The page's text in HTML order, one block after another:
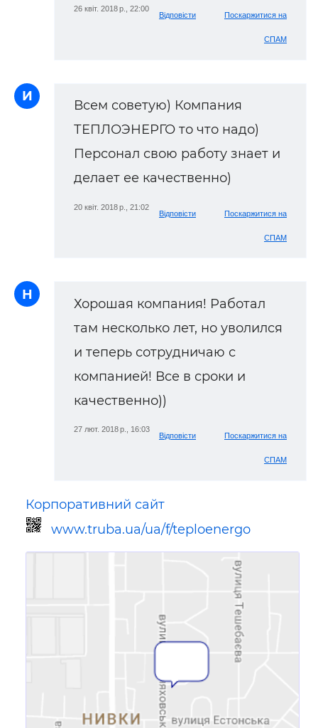
26 квіт. 2018 р., 22:00
Відповісти Поскаржитися на
СПАМ
И
Всем советую) Компания
ТЕПЛОЭНЕРГО то что надо)
Персонал свою работу знает и
делает ее качественно)
20 квіт. 2018 р., 21:02
Відповісти Поскаржитися на
СПАМ
Н
Хорошая компания! Работал
там несколько лет, но уволился
и теперь сотрудничаю с
компанией! Все в сроки и
качественно))
27 лют. 2018 р., 16:03
Відповісти Поскаржитися на
СПАМ
Корпоративний сайт
www.truba.ua/ua/f/teploenergo